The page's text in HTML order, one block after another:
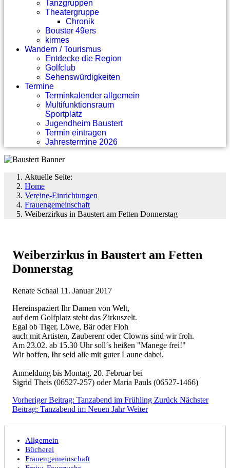
Tanzgruppen
Theatergruppe
Chronik
Bouster 49ers
kirmes
Wandern / Tourismus
Entdecke die Region
Golfclub
Sehenswürdigkeiten
Termine
Terminkalender allgemein
Multifunktionsraum
Sportplatz
Jugendheim Baustert
Termin eintragen
Jahrestermine 2026
Aktuelle Seite:
Home
Vereine-Einrichtungen
Frauengemeinschaft
Weiberzirkus in Baustert am Fetten Donnerstag
Weiberzirkus in Baustert am Fetten
Donnerstag
Renate Schaal 11. Januar 2017
Hereinspaziert Ihr Damen von Welt,
auf dem Golfplatz steht das Zirkuszelt.
Egal ob Tiger, Löwe, Bär oder Floh
auch mit Artisten, Zauberern oder Clowns sind wir froh.
Am 23.02. ab 15.30 Uhr soll´s heißen "Manege frei!"
Wir hoffen, Ihr seid alle mit guter Laune dabei.
Anmeldung bis Montag, 20. Februar bei
Sigrid Theis (06527-257) oder Maria Pauls (06527-1466)
Vorheriger Beitrag: Tanzabend im Frühling Zurück Nächster
Beitrag: Tanzabend im Neuen JahrWeiter
Allgemein
Bücherei
Frauengemeinschaft